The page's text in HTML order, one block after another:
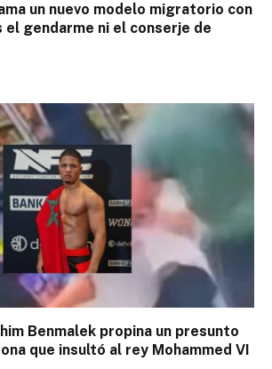
un nuevo modelo migratorio con
el gendarme ni el conserje de
Benmalek propina un presunto
que insultó al rey Mohammed VI